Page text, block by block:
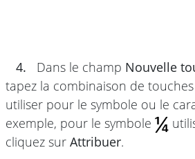
4. Dans le champ Nouvelle
tapez la combinaison de
utiliser pour le symbole ou le
exemple, pour le symbole
cliquez sur Attribuer.